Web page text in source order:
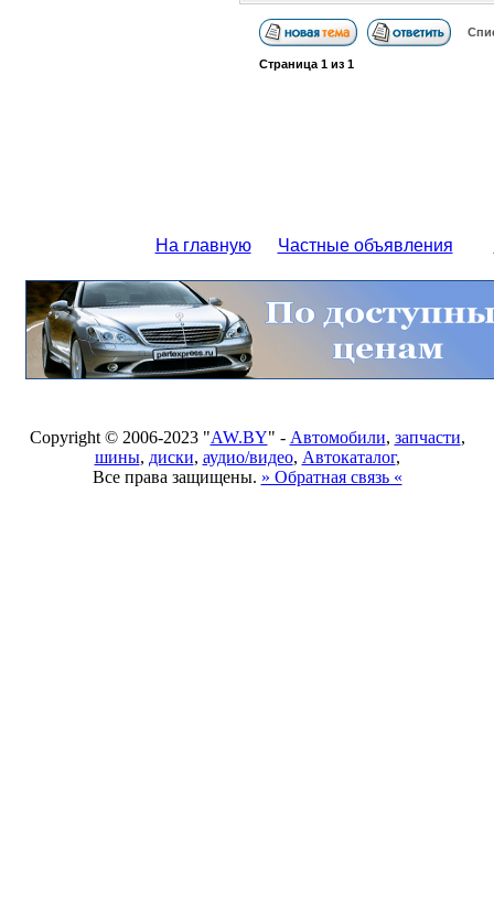
Страница 1из 1
На главную Частные объявления
Copyright © 2006-2023 "AW.BY" - Автомобили, запчасти,
шины, диски, аудио/видео, Автокаталог,
Все права защищены. » Обратная связь «